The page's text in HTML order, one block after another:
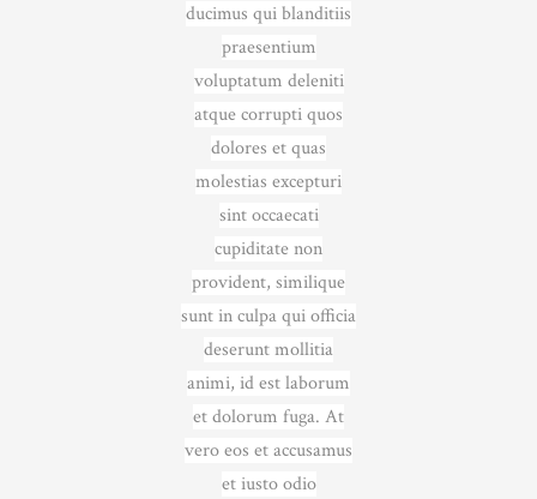
ducimus qui blanditiis
praesentium
voluptatum deleniti
atque corrupti quos
dolores et quas
molestias excepturi
sint occaecati
cupiditate non
provident, similique
sunt in culpa qui officia
deserunt mollitia
animi, id est laborum
et dolorum fuga. At
vero eos et accusamus
et iusto odio